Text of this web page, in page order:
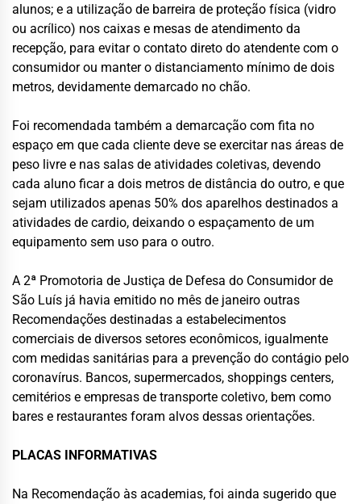
alunos; e a utilização de barreira de proteção física (vidro
ou acrílico) nos caixas e mesas de atendimento da
recepção, para evitar o contato direto do atendente com o
consumidor ou manter o distanciamento mínimo de dois
metros, devidamente demarcado no chão.
Foi recomendada também a demarcação com fita no
espaço em que cada cliente deve se exercitar nas áreas de
peso livre e nas salas de atividades coletivas, devendo
cada aluno ficar a dois metros de distância do outro, e que
sejam utilizados apenas 50% dos aparelhos destinados a
atividades de cardio, deixando o espaçamento de um
equipamento sem uso para o outro.
A 2ª Promotoria de Justiça de Defesa do Consumidor de
São Luís já havia emitido no mês de janeiro outras
Recomendações destinadas a estabelecimentos
comerciais de diversos setores econômicos, igualmente
com medidas sanitárias para a prevenção do contágio pelo
coronavírus. Bancos, supermercados, shoppings centers,
cemitérios e empresas de transporte coletivo, bem como
bares e restaurantes foram alvos dessas orientações.
PLACAS INFORMATIVAS
Na Recomendação às academias, foi ainda sugerido que